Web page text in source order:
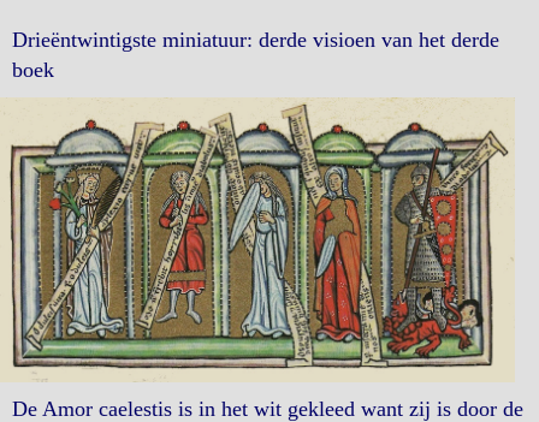
Drieëntwintigste miniatuur: derde visioen van het derde
boek
De Amor caelestis is in het wit gekleed want zij is door de